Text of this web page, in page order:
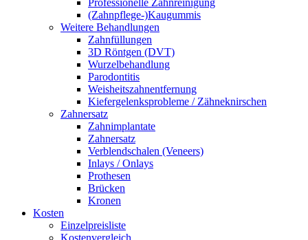
Professionelle Zahnreinigung
(Zahnpflege-)Kaugummis
Weitere Behandlungen
Zahnfüllungen
3D Röntgen (DVT)
Wurzelbehandlung
Parodontitis
Weisheitszahnentfernung
Kiefergelenksprobleme / Zähneknirschen
Zahnersatz
Zahnimplantate
Zahnersatz
Verblendschalen (Veneers)
Inlays / Onlays
Prothesen
Brücken
Kronen
Kosten
Einzelpreisliste
Kostenvergleich